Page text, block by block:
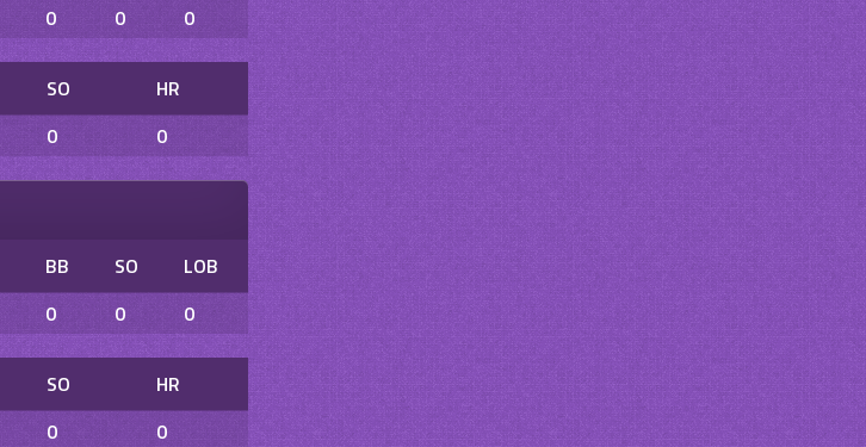
0 0 0
SO
HR
0 0
BB SO
LOB
0 0 0
SO
HR
0 0